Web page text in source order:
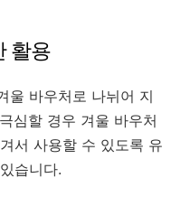
활용
울 바우처로 나뉘어 지
심할 경우 겨울 바우처
서 사용할 수 있도록 유
습니다.